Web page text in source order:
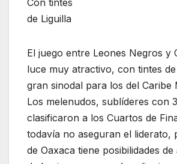
Con tintes
de Liguilla
El juego entre Leones Negros y
luce muy atractivo, con tintes
gran sinodal para los del Caribe
Los melenudos, sublíderes con
clasificaron a los Cuartos de
todavía no aseguran el liderato,
de Oaxaca tiene posibilidades